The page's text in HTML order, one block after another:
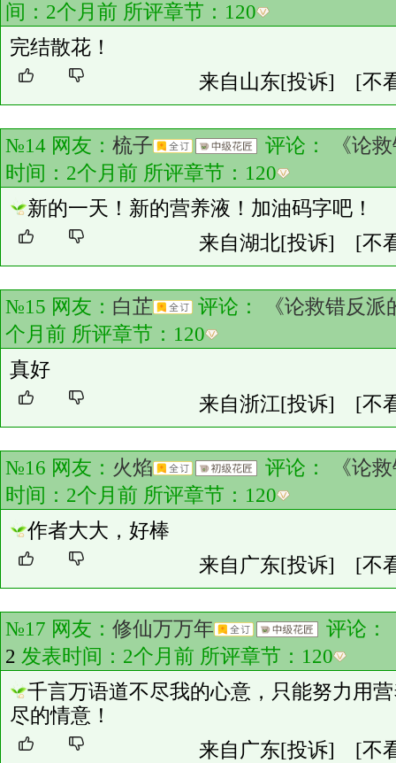
间：2个月前 所评章节： 120
完结散花！
来自山东[投诉] [不
№14 网友： 梳子 评论：
《论
时间：2个月前 所评章节： 120
新的一天！新的营养液！加油码字吧！
来自湖北[投诉] [不
№15 网友： 白芷 评论：
《论救错反
个月前 所评章节： 120
真好
来自浙江[投诉] [不
№16 网友： 火焰 评论：
《论
时间：2个月前 所评章节： 120
作者大大，好棒
来自广东[投诉] [不
№17 网友： 修仙万万年 评论：
2 发表时间：2个月前 所评章节： 120
千言万语道不尽我的心意，只能努力用
尽的情意！
来自广东[投诉] [不